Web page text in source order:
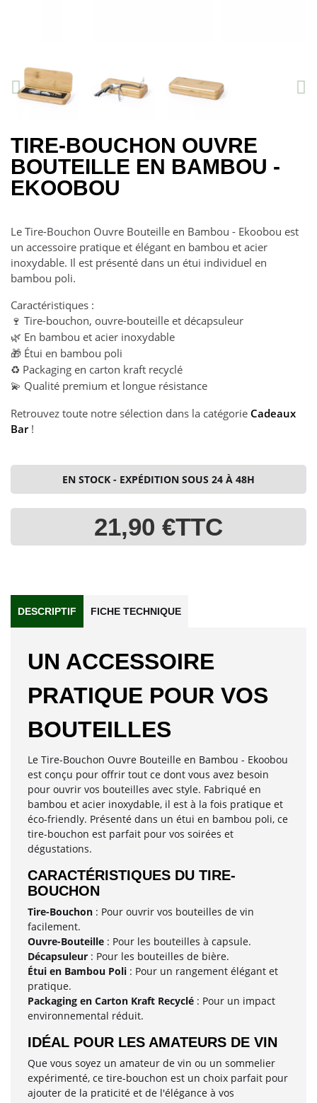
TIRE-BOUCHON OUVRE
BOUTEILLE EN BAMBOU -
EKOOBOU
Le Tire-Bouchon Ouvre Bouteille en Bambou - Ekoobou est
un accessoire pratique et élégant en bambou et acier
inoxydable. Il est présenté dans un étui individuel en
bambou poli.
Caractéristiques :
🍷 Tire-bouchon, ouvre-bouteille et décapsuleur
🌿 En bambou et acier inoxydable
🎁 Étui en bambou poli
♻️ Packaging en carton kraft recyclé
💫 Qualité premium et longue résistance
Retrouvez toute notre sélection dans la catégorie Cadeaux
Bar!
EN STOCK - EXPÉDITION SOUS 24 À 48H
21,90 €TTC
DESCRIPTIF FICHE TECHNIQUE
UN ACCESSOIRE
PRATIQUE POUR VOS
BOUTEILLES
Le Tire-Bouchon Ouvre Bouteille en Bambou - Ekoobou
est conçu pour offrir tout ce dont vous avez besoin
pour ouvrir vos bouteilles avec style. Fabriqué en
bambou et acier inoxydable, il est à la fois pratique et
éco-friendly. Présenté dans un étui en bambou poli, ce
tire-bouchon est parfait pour vos soirées et
dégustations.
CARACTÉRISTIQUES DU TIRE-
BOUCHON
Tire-Bouchon : Pour ouvrir vos bouteilles de vin
facilement.
Ouvre-Bouteille : Pour les bouteilles à capsule.
Décapsuleur : Pour les bouteilles de bière.
Étui en Bambou Poli : Pour un rangement élégant et
pratique.
Packaging en Carton Kraft Recyclé : Pour un impact
environnemental réduit.
IDÉAL POUR LES AMATEURS DE VIN
Que vous soyez un amateur de vin ou un sommelier
expérimenté, ce tire-bouchon est un choix parfait pour
ajouter de la praticité et de l'élégance à vos